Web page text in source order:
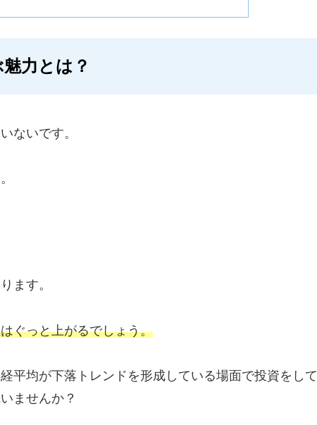
力とは？
ないです。
ます。
ぐっと上がるでしょう。
平均が下落トレンドを形成している場面で投資をして
ませんか？